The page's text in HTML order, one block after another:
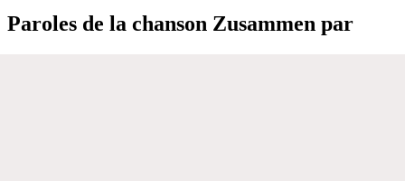
Paroles de la chanson Zusammen par